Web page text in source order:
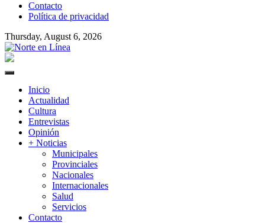
contentContacto
Política de privacidad
Thursday, August 6, 2026
Primary
Inicio
Actualidad
Cultura
Entrevistas
Opinión
+ Noticias
Municipales
Provinciales
Nacionales
Internacionales
Salud
Servicios
Contacto